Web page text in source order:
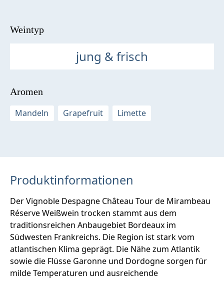
Weintyp
jung & frisch
Aromen
Mandeln
Grapefruit Limette
Produktinformationen
Der Vignoble Despagne Château Tour de Mirambeau
Réserve Weißwein trocken stammt aus dem
traditionsreichen Anbaugebiet Bordeaux im
Südwesten Frankreichs. Die Region ist stark vom
atlantischen Klima geprägt. Die Nähe zum Atlantik
sowie die Flüsse Garonne und Dordogne sorgen für
milde Temperaturen und ausreichende